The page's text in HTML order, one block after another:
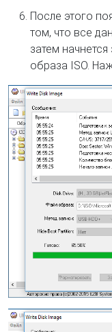
После этого
том, что все
затем
образа ISO.